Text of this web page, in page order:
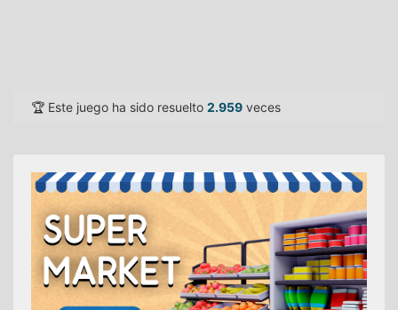
🏆 Este juego ha sido resuelto 2.959 veces